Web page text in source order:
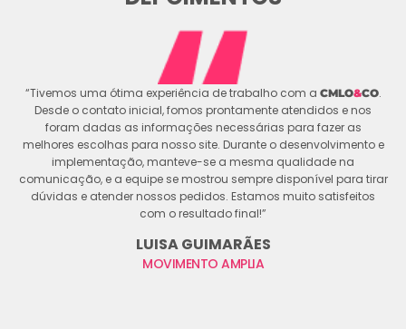
“Tivemos uma ótima experiência de trabalho com a CMLO&CO.
Desde o contato inicial, fomos prontamente atendidos e nos
foram dadas as informações necessárias para fazer as
melhores escolhas para nosso site. Durante o desenvolvimento e
implementação, manteve-se a mesma qualidade na
comunicação, e a equipe se mostrou sempre disponível para tirar
dúvidas e atender nossos pedidos. Estamos muito satisfeitos
com o resultado final!”
LUISA GUIMARÃES
MOVIMENTO AMPLIA